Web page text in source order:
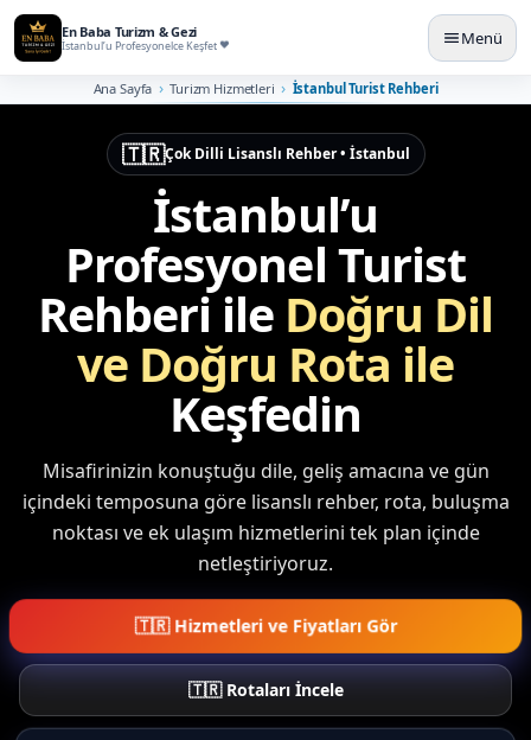
En Baba Turizm & Gezi
İstanbul’u Profesyonelce Keşfet Menü
Ana Sayfa Turizm Hizmetleri İstanbul Turist Rehberi
🇹🇷Çok Dilli Lisanslı Rehber • İstanbul
İstanbul’u
Profesyonel Turist
Rehberi ile Doğru Dil
ve Doğru Rota ile
Keşfedin
Misafirinizin konuştuğu dile, geliş amacına ve gün
içindeki temposuna göre lisanslı rehber, rota, buluşma
noktası ve ek ulaşım hizmetlerini tek plan içinde
netleştiriyoruz.
🇹🇷 Hizmetleri ve Fiyatları Gör
🇹🇷 Rotaları İncele